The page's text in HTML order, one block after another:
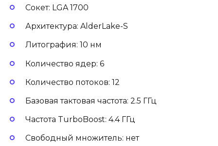
Сокет: LGA 1700
Архитектура: AlderLake-S
Литография: 10 нм
Количество ядер: 6
Количество потоков: 12
Базовая тактовая частота: 2.5 ГГц
Частота TurboBoost: 4.4 ГГц
Свободный множитель: нет